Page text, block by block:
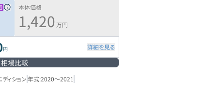
本体価格
1,420 万円
円 詳細を見る
相場比較
ィション年式:2020～2021